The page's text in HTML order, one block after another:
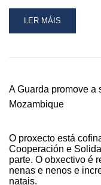
READ
MORE
PARA
SOLICITAR
PARA
FILLAS
E
FILLOS
LER MÁIS
A Guarda promove a
Mozambique
O proxecto está
Cooperación e
parte. O obxectivo é
nenas e nenos e
natais.